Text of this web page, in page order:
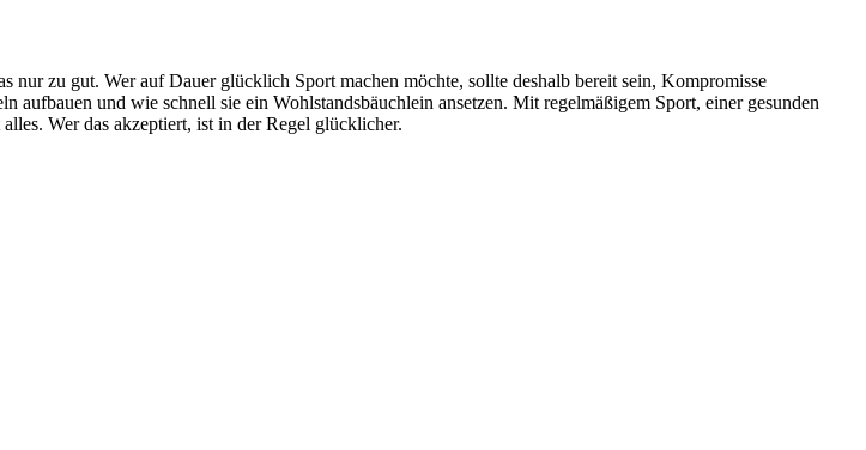
nur zu gut. Wer auf Dauer glücklich Sport machen möchte, sollte deshalb bereit sein, Kompromisse
und wie schnell sie ein Wohlstandsbäuchlein ansetzen. Mit regelmäßigem Sport, einer gesunden
Wer das akzeptiert, ist in der Regel glücklicher.